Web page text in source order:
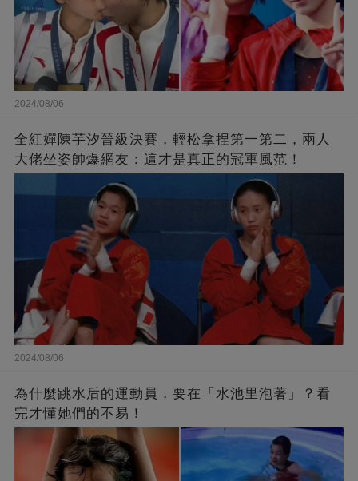
2024/08/06
全紅嬋陳芋汐晉級決賽，輕松拿捏第一第二，兩人
大佬坐姿帥爆網友：這才是真正的冠軍風范！
2024/08/06
為什麼跳水后的運動員，要在「水池里泡著」？看
完才懂她們的不易！